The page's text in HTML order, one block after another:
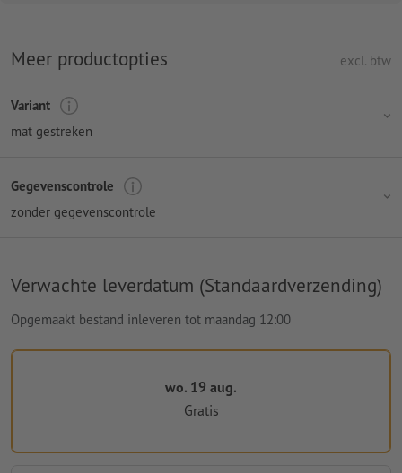
Meer productopties excl. btw
Variant
mat gestreken
Gegevenscontrole
zonder gegevenscontrole
Verwachte leverdatum (Standaardverzending)
Opgemaakt bestand inleveren tot maandag 12:00
wo. 19 aug.
Gratis